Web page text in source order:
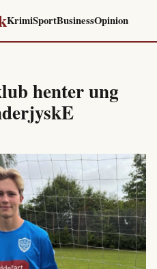
KrimiSportBusinessOpinion
henter ung